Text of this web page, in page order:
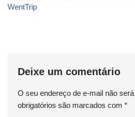
WentTrip
Deixe um comentário
O seu endereço de e-mail não
obrigatórios são marcados com *